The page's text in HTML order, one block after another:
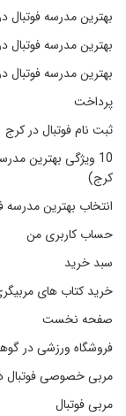
بهترین مدرسه فوتبال
بهترین مدرسه فوتبال
بهترین مدرسه
پرداخت
ثبت نام فوتبال در کرج
10 ویژگی بهترین
کرج)
انتخاب بهترین مدرسه
حساب کاربری من
سبد خرید
خرید کتاب های
صفحه نخست
فروشگاه ورزشی در
مربی خصوصی فوتبال
مربی فوتبال